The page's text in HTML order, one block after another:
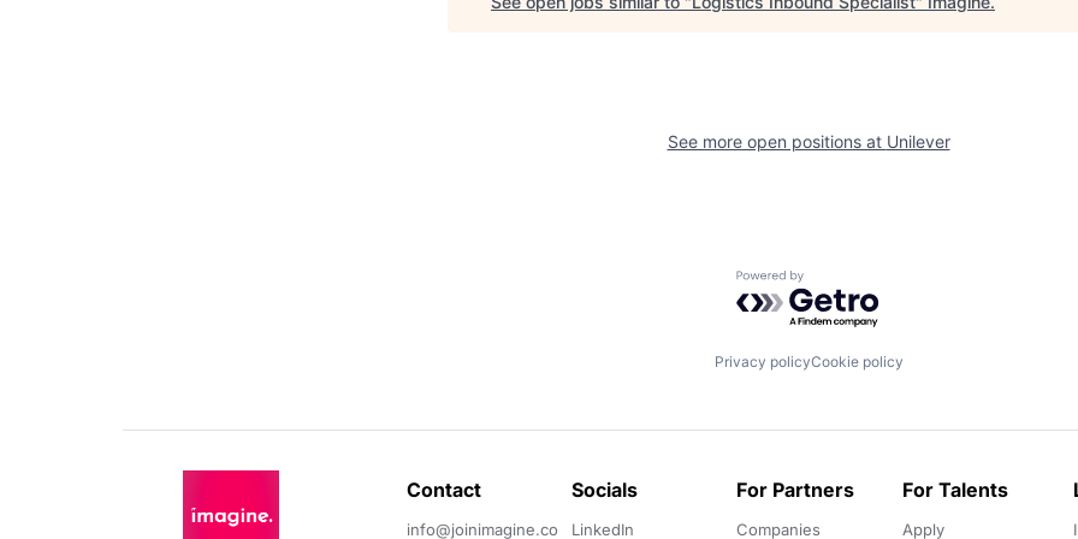
See more open positions at Unilever
Powered by Getro.com
Privacy policyCookie policy
Contact
info@joinimagine.co
Socials
LinkedIn
For Partners
Companies
For Talents
Apply